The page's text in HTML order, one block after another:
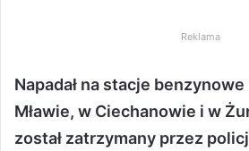
Reklama
Napadał na stacje
Mławie, w Ciechanowie i w
został zatrzymany przez